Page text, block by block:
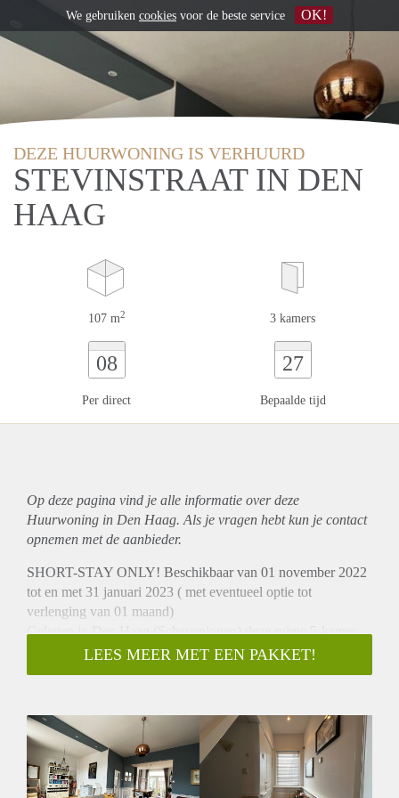
DEZE HUURWONING IS VERHUURD
STEVINSTRAAT IN DEN
HAAG
107 m2 3 kamers
08
Per direct
27
Bepaalde tijd
Op deze pagina vind je alle informatie over deze
Huurwoning in Den Haag. Als je vragen hebt kun je contact
opnemen met de aanbieder.
SHORT-STAY ONLY! Beschikbaar van 01 november 2022
tot en met 31 januari 2023 ( met eventueel optie tot
verlenging van 01 maand)
Gelegen in Den Haag (Scheveningen) deze ruime 5-kamer
bovenwoning met waanzinnig dakterras in de Stevinstraat.
INDELING:
Op deze woonlaag bevindt zich de L-vormige woonkamer,
open keuken met diverse inbouw apparatuur zoals onder
andere; 6-pits gasfornuis, vaatwasser, oven, koelkast en
vriezer. Vanuit de keuken openslaande deuren naar het
LEES MEER MET EEN PAKKET!
We gebruiken cookies voor de beste service OK!